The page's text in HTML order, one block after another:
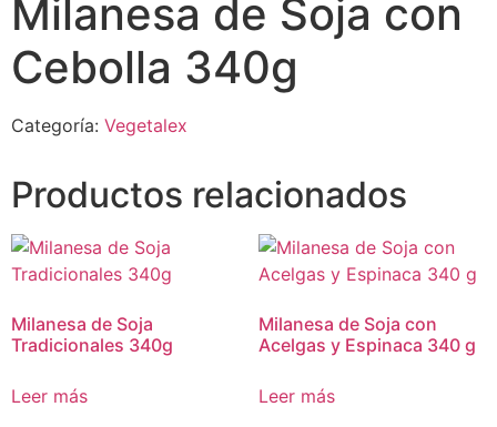
Milanesa de Soja con
Cebolla 340g
Categoría: Vegetalex
Productos relacionados
Milanesa de Soja
Tradicionales 340g
Leer más
Milanesa de Soja con
Acelgas y Espinaca 340 g
Leer más